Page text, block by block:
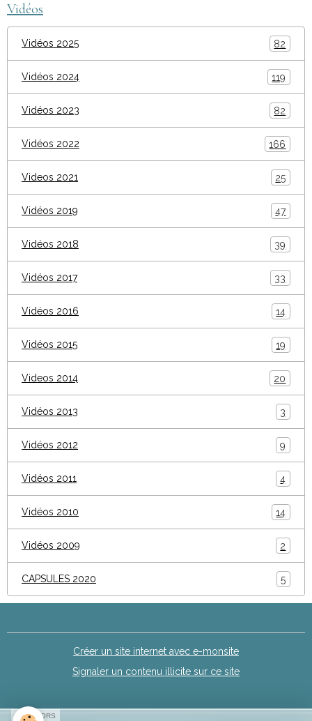
Vidéos
Vidéos 2025 82
Vidéos 2024 119
Vidéos 2023 82
Vidéos 2022 166
Videos 2021 25
Vidéos 2019 47
Vidéos 2018 39
Vidéos 2017 33
Vidéos 2016 14
Vidéos 2015 19
Videos 2014 20
Vidéos 2013 3
Vidéos 2012 9
Vidéos 2011 4
Vidéos 2010 14
Vidéos 2009 2
CAPSULES 2020 5
Créer un site internet avec e-monsite
Signaler un contenu illicite sur ce site
SPONSORS